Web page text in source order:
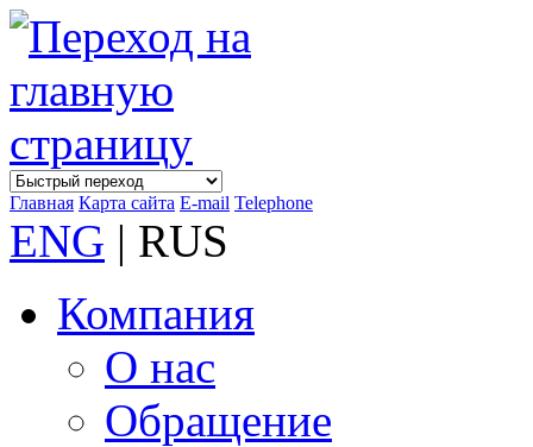
Главная Карта сайта E-mail Telephone
ENG | RUS
Компания
О нас
Обращение